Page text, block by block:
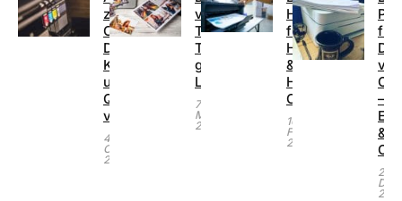
zu
Original-
Druckerpatronen:
Kosten
und
Qualität
vergleichen
4.
Oktober
2023
von
Texten:
Tintenstrahldrucker
gegen
Laserdrucker
7.
März
2026
Heimdrucker
für
Heimarbeit
&
Home
Office
16.
Februar
2022
für
von
–
&
23.
2021